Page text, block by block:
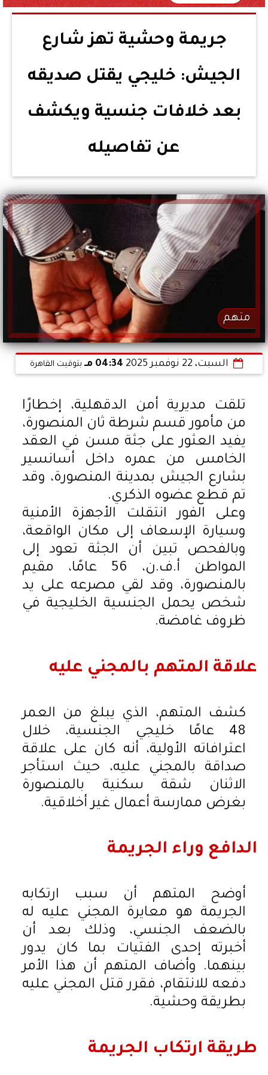
جريمة وحشية تهز شارع
الجيش: خليجي يقتل صديقه
بعد خلافات جنسية ويكشف
عن تفاصيله
متهم
السبت، 22 نوفمبر 2025 04:34 مـ بتوقيت القاهرة
تلقت مديرية أمن الدقهلية، إخطارًا
من مأمور قسم شرطة ثان المنصورة،
يفيد العثور على جثة مسن في العقد
الخامس من عمره داخل أسانسير
بشارع الجيش بمدينة المنصورة، وقد
تم قطع عضوه الذكري.
وعلى الفور انتقلت الأجهزة الأمنية
وسيارة الإسعاف إلى مكان الواقعة،
وبالفحص تبين أن الجثة تعود إلى
المواطن أ.ف.ن، 56 عامًا، مقيم
بالمنصورة، وقد لقي مصرعه على يد
شخص يحمل الجنسية الخليجية في
ظروف غامضة.
علاقة المتهم بالمجني عليه
كشف المتهم، الذي يبلغ من العمر
48 عامًا خليجي الجنسية، خلال
اعترافاته الأولية، أنه كان على علاقة
صداقة بالمجني عليه، حيث استأجر
الاثنان شقة سكنية بالمنصورة
بغرض ممارسة أعمال غير أخلاقية.
الدافع وراء الجريمة
أوضح المتهم أن سبب ارتكابه
الجريمة هو معايرة المجني عليه له
بالضعف الجنسي، وذلك بعد أن
أخبرته إحدى الفتيات بما كان يدور
بينهما. وأضاف المتهم أن هذا الأمر
دفعه للانتقام، فقرر قتل المجني عليه
بطريقة وحشية.
طريقة ارتكاب الجريمة